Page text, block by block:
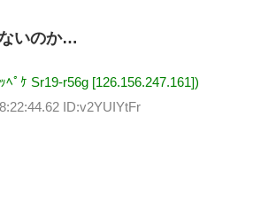
いのか…
ﾍﾟｹ Sr19-r56g [126.156.247.161])
ID:v2YUIYtFr